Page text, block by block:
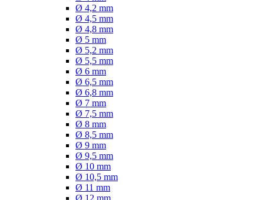
Ø 4,2 mm
Ø 4,5 mm
Ø 4,8 mm
Ø 5 mm
Ø 5,2 mm
Ø 5,5 mm
Ø 6 mm
Ø 6,5 mm
Ø 6,8 mm
Ø 7 mm
Ø 7,5 mm
Ø 8 mm
Ø 8,5 mm
Ø 9 mm
Ø 9,5 mm
Ø 10 mm
Ø 10,5 mm
Ø 11 mm
Ø 12 mm